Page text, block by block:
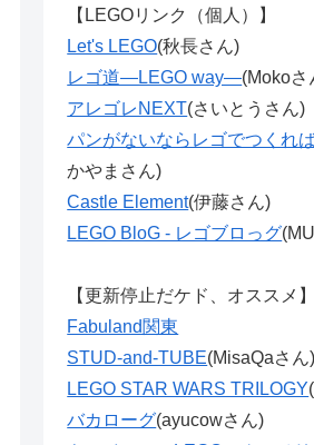
【LEGOリンク（個人）】
Let's LEGO(秋長さん)
レゴ道―LEGO way―(Mokoさ
アレゴレNEXT(さいとうさん)
パンがないならレゴでつくれ
かやまさん)
Castle Element(伊藤さん)
LEGO BloG - レゴブロっグ
【更新停止だケド、オススメ】
Fabuland関東
STUD-and-TUBE(MisaQaさん)
LEGO STAR WARS TRILOGY
バカローグ(ayucowさん)